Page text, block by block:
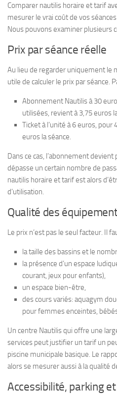
Comparer nautilis horaire et tarif
mesurer le vrai coût de vos
Nous pouvons examiner plusieurs
Prix par séance réelle
Au lieu de regarder uniquement le
utile de calculer le prix par séance.
Abonnement Nautilis à 30
utilisées, revient à 3,75 euros
Ticket à l’unité à 6 euros,
euros la séance.
Dans ce cas, l’abonnement devient
dépasse un certain nombre de
nautilis horaire et tarif est alors
d’utilisation.
Qualité des
Le prix n’est pas le seul facteur. Il
la taille des bassins et le
la présence d’un espace
courant, jeux pour enfants),
un espace bien-être,
des cours variés: aquagym
pour femmes enceintes,
Un centre Nautilis qui offre une
services peut justifier un tarif un
piscine municipale basique. Le
alors se mesurer aussi à la qualité
Accessibilité, parking